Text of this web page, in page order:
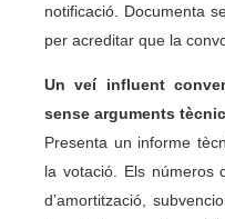
notificació. Documenta
per acreditar que la
Un veí influent
sense arguments
Presenta un informe
la votació. Els números
d’amortització,